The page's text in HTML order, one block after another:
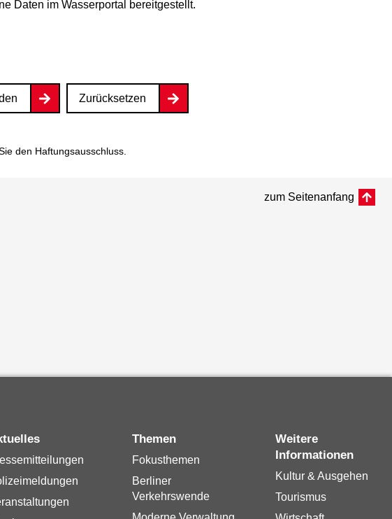
Daten im Wasserportal bereitgestellt.
Zurücksetzen
den Haftungsausschluss.
zum Seitenanfang
Themen
Fokusthemen
Berliner
Verkehrswende
Weitere
Informationen
Kultur & Ausgehen
Tourismus